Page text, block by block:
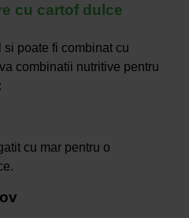
cu cartof dulce
poate fi combinat cu
combinatii nutritive pentru
cu mar pentru o